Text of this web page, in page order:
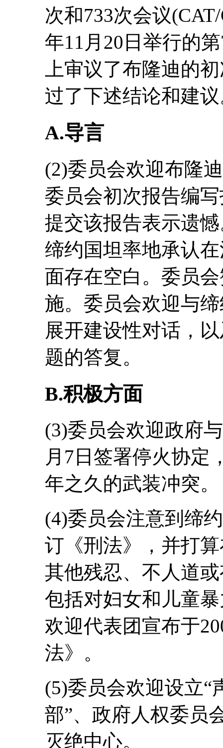
次和733次会议
年11月20日举行的
上审议了布隆迪的
过了下述结论和建
A.导言
(2)委员会欢迎布隆
委员会初次报告编
提交该报告表示遗
缔约国坦率地承认
面存在空白。委员
施。委员会欢迎与
展开建设性对话，
题的答复。
B.积极方面
(3)委员会欢迎政府
月7日签署停火协定
年之久的武装冲突。
(4)委员会注意到缔
订《刑法》，并打
其他残忍、不人道
包括对妇女和儿童
欢迎代表团宣布于
法》。
(5)委员会欢迎设立“
部”、政府人权委员
灭绝中心。